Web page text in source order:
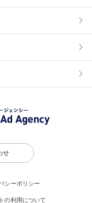
せ
シーポリシー
の利用について